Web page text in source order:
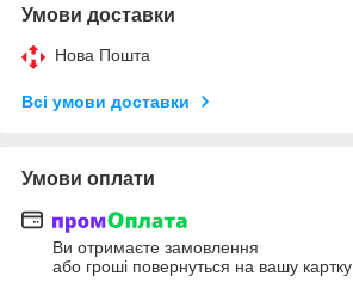
Умови доставки
Нова Пошта
Всі умови доставки
Умови оплати
Ви отримаєте замовлення
або гроші повернуться на вашу картку